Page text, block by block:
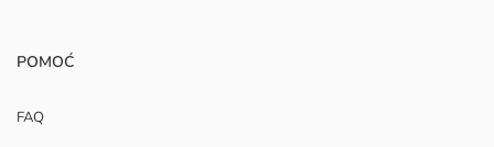
POMOĆ
FAQ